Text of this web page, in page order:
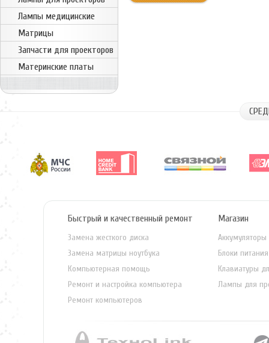
Лампы медицинские
Матрицы
Запчасти для проекторов
Материнские платы
Быстрый и качественный ремонт
Замена жесткого диска
Замена матрицы ноутбука
Компьютерная помощь
Ремонт и настройка компьютера
Ремонт компьютеров
Магазин
Блоки
Клавиатуры
Лампы для